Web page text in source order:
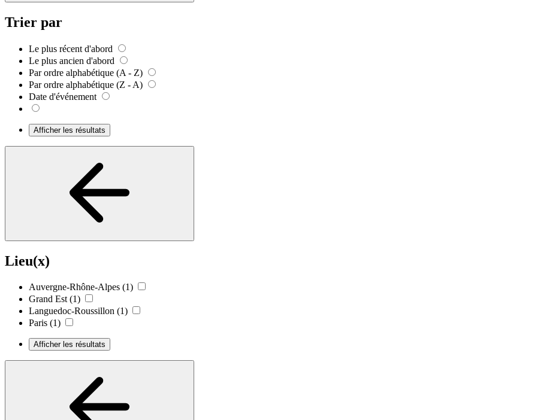
Trier par
Le plus récent d'abord
Le plus ancien d'abord
Par ordre alphabétique (A - Z)
Par ordre alphabétique (Z - A)
Date d'événement
Afficher les résultats
Lieu(x)
Auvergne-Rhône-Alpes (1)
Grand Est (1)
Languedoc-Roussillon (1)
Paris (1)
Afficher les résultats